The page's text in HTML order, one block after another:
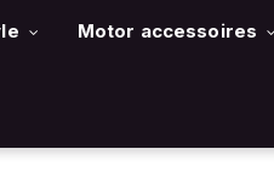
Motor accessoires